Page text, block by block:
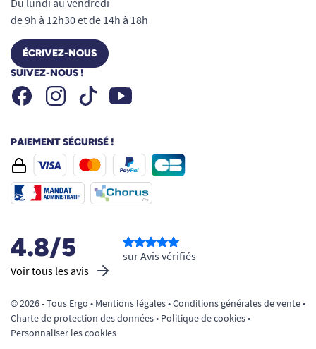
Du lundi au vendredi
de 9h à 12h30 et de 14h à 18h
ÉCRIVEZ-NOUS
SUIVEZ-NOUS !
FacebookInstagramTiktok Youtube
PAIEMENT SÉCURISÉ !
4.8/5
Voir tous les avis
sur Avis vérifiés
© 2026 - Tous Ergo • Mentions légales•Conditions générales de vente•
Charte de protection des données• Politique de cookies•
Personnaliser les cookies